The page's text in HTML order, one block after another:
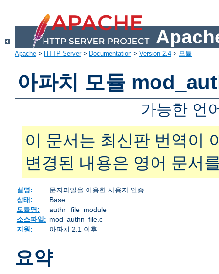
Apache > HTTP Server> Documentation > Version 2.4 > 모듈
아파치 모듈
가능한 언
이 문서는 최신판 번역이
변경된 내용은 영어 문서
설명:
문자파일을 이용한 사용자 인증
상태:
Base
모듈명:
authn_file_module
소스파일: mod_authn_file.c
지원:
아파치 2.1 이후
요약